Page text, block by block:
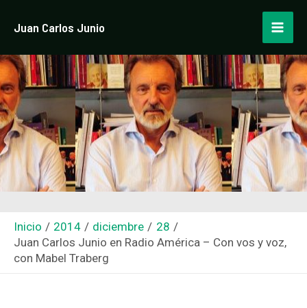
Juan Carlos Junio
Inicio 2014 diciembre
28
Juan Carlos Junio en Radio América – Con vos y voz,
con Mabel Traberg
de